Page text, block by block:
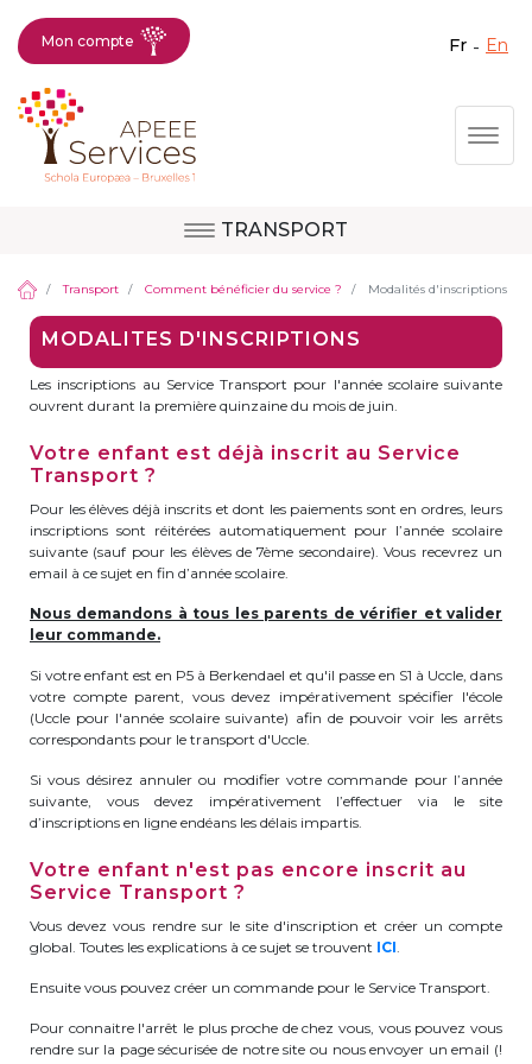
Aller
Fermer X
Question, avis,
demande, suggestion :
contactez le bon
service !
Activités périscolaires Berkendael
+32 (0)472 07 35 25
periscolaire.berkendael@apeee-bxl1-
services.be
BE91 3631 6790 0976
Activités périscolaires Uccle
+32 (0)2 375 31 35
cesame@apeee-bxl1-services.be
BE30 3100 2003 2711
Cantine
cantine@apeee-bxl1-services.be
Mon compte fr en
TRANSPORT
Site de Berkendael
Transport Comment bénéficier du service ? Modalités d'inscriptions
MODALITES D'INSCRIPTIONS
Les inscriptions au Service Transport pour l'année scolaire suivante
ouvrent durant la première quinzaine du mois de juin.
Votre enfant est déjà inscrit au Service
Transport ?
Pour les élèves déjà inscrits et dont les paiements sont en ordres, leurs
inscriptions sont réitérées automatiquement pour l’année scolaire
suivante (sauf pour les élèves de 7ème secondaire). Vous recevrez un
email à ce sujet en fin d’année scolaire.
Nous demandons à tous les parents de vérifier et valider
leur commande.
Si votre enfant est en P5 à Berkendael et qu'il passe en S1 à Uccle, dans
votre compte parent, vous devez impérativement spécifier l'école
(Uccle pour l'année scolaire suivante) afin de pouvoir voir les arrêts
correspondants pour le transport d'Uccle.
Si vous désirez annuler ou modifier votre commande pour l’année
suivante, vous devez impérativement l’effectuer via le site
d’inscriptions en ligne endéans les délais impartis.
Votre enfant n'est pas encore inscrit au
Service Transport ?
Vous devez vous rendre sur le site d'inscription et créer un compte
global. Toutes les explications à ce sujet se trouvent ICI.
Ensuite vous pouvez créer un commande pour le Service Transport.
Pour connaitre l'arrêt le plus proche de chez vous, vous pouvez vous
rendre sur la page sécurisée de notre site ou nous envoyer un email (!